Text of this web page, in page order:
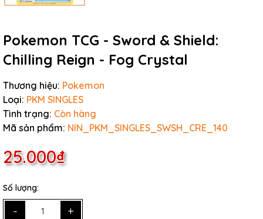
Pokemon TCG - Sword & Shield:
Chilling Reign - Fog Crystal
Thương hiệu: Pokemon
Loại: PKM SINGLES
Tình trạng: Còn hàng
Mã sản phẩm: NIN_PKM_SINGLES_SWSH_CRE_140
25.000₫
Số lượng:
- +